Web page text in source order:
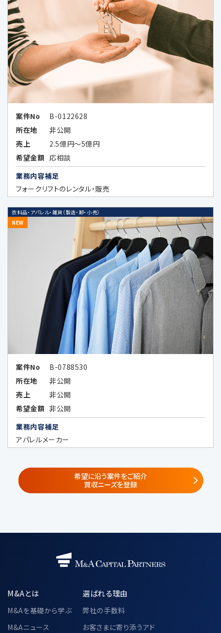
ータを提供することがあります。当該企業の外
国における個人情報の保護に関する制度、当
該企業が講ずる個人情報の保護のための措置
その他お客様にとって参考となるべき情報は、
以下のとおりです。
Google LLC（所在国：アメリカ合衆国 カ
リフォルニア州）
アメリカ合衆国（連邦）における個人情
報保護に関する制度
（https://www.ppc.go.jp/files/pdf/
USA_report.pdf）
アメリカ合衆国（カリフォルニア州）に
おける個人情報の保護に関する制度
（https://www.ppc.go.jp/files/pdf/
california_report.pdf）
Google LLCは、OECDプライバシーガ
イドライン8原則に対応する措置を全
て講じています。
6-1.個人情報の共同利用①
共同利用する者の範囲
・当社の子会社、関係会社並びに当社及
びこれらの者と共同でサービス提供又
はセミナー等の企画を実施する第三者
（秘密保持義務を負わせた場合に限る）
①子会社・関係会社
株式会社レコフ
（https://www.recof.co.jp/）
株式会社レコフデータ
（https://www.marr.jp/company.ht
ml）
（https://www.mirai-fp.co.jp/）
②共同サービス提供者・共同セミナー企
氏名、電話番号、メールアドレス、所属企
共同利用の目的
・「3.個人情報の利用目的」に記載され
案件No
B-0122628
所在地
非公開
売上
2.5億円～5億円
希望金額 応相談
業務内容補足
フォークリフトのレンタル・販売
衣料品・アパレル・雑貨（製造・卸・小売）
NEW
案件No
B-0788530
所在地
非公開
売上
非公開
希望金額 非公開
業務内容補足
アパレルメーカー
希望に沿う案件をご紹介
買収ニーズを登録
M&Aとは
M&Aを基礎から学ぶ
M&Aニュース
選ばれる理由
弊社の手数料
お客さまに寄り添うアド